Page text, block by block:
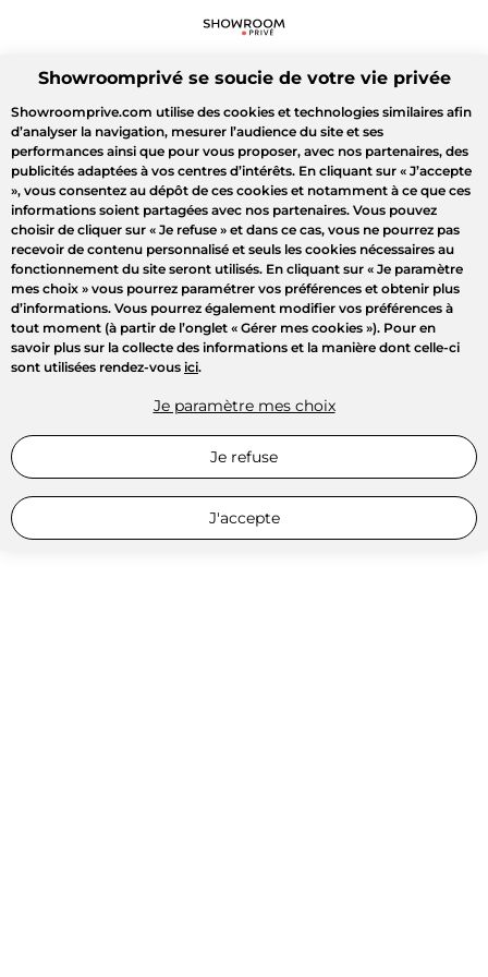
Showroomprivé se soucie de votre vie privée
Showroomprive.com utilise des cookies et technologies similaires afin
d’analyser la navigation, mesurer l’audience du site et ses
performances ainsi que pour vous proposer, avec nos partenaires, des
publicités adaptées à vos centres d’intérêts. En cliquant sur « J’accepte
», vous consentez au dépôt de ces cookies et notamment à ce que ces
informations soient partagées avec nos partenaires. Vous pouvez
choisir de cliquer sur « Je refuse » et dans ce cas, vous ne pourrez pas
recevoir de contenu personnalisé et seuls les cookies nécessaires au
fonctionnement du site seront utilisés. En cliquant sur « Je paramètre
mes choix » vous pourrez paramétrer vos préférences et obtenir plus
d’informations. Vous pourrez également modifier vos préférences à
tout moment (à partir de l’onglet « Gérer mes cookies »). Pour en
savoir plus sur la collecte des informations et la manière dont celle-ci
sont utilisées rendez-vous ici.
Je paramètre mes choix
Je refuse
J'accepte